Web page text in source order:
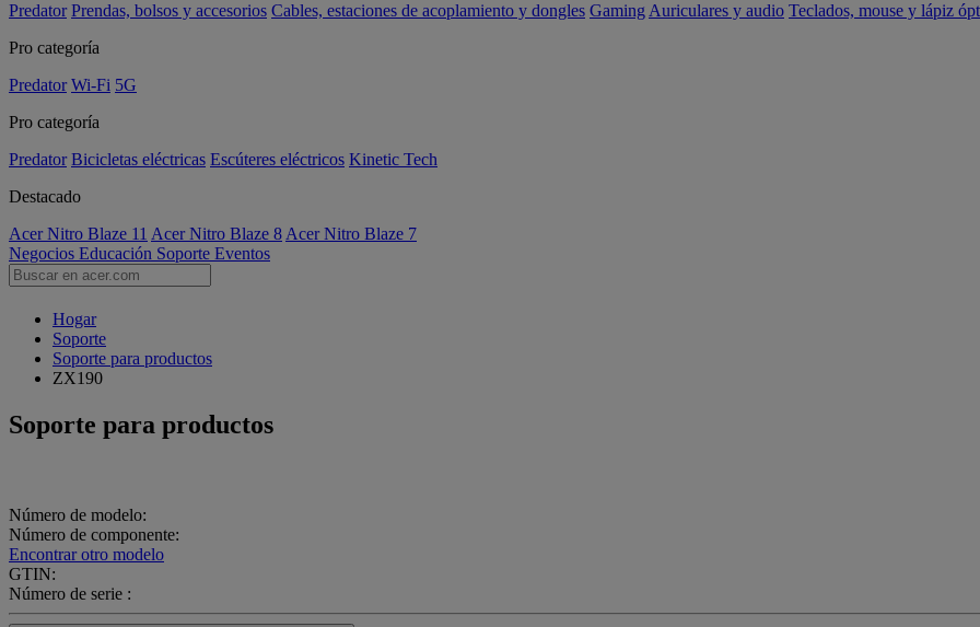
Predator Prendas, bolsos y accesorios Cables, estaciones de acoplamiento y dongles Gaming Auriculares y audio Teclados, mouse y lápiz
Pro categoría
Predator Wi-Fi 5G
Pro categoría
Predator Bicicletas eléctricas Escúteres eléctricos Kinetic Tech
Destacado
Acer Nitro Blaze 11 Acer Nitro Blaze 8 Acer Nitro Blaze 7
Negocios Educación Soporte Eventos
Hogar
Soporte
Soporte para productos
ZX190
Soporte para productos
Número de modelo:
Número de componente:
Encontrar otro modelo
GTIN:
Número de serie :